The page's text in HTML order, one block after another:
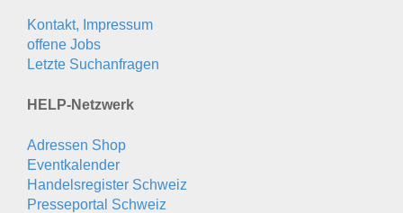
Kontakt, Impressum
offene Jobs
Letzte Suchanfragen
HELP-Netzwerk
Adressen Shop
Eventkalender
Handelsregister Schweiz
Presseportal Schweiz